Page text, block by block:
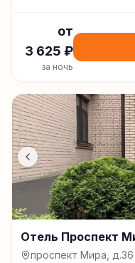
от
3 625 ₽
за ночь
Отель Проспект
проспект Мира,